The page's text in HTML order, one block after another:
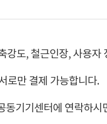
강도, 철근인장, 사용
로만 결제 가능합니다.
기기센터에 연락하